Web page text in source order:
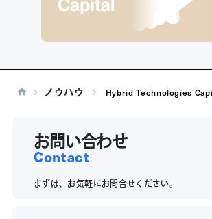
ノウハウ Hybrid Technologies
お問い合わせ
Contact
まずは、お気軽にお問合せください。